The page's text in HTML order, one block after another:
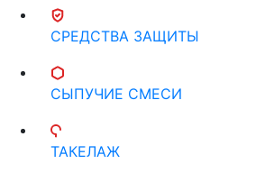
СРЕДСТВА ЗАЩИТЫ
СЫПУЧИЕ СМЕСИ
ТАКЕЛАЖ